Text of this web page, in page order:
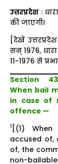
उत्तरप्रदेश :
की जाएगी।
[देखें
सन् 1976,
11-1976 से
Section
When bail
in case of
offence —
1 [(1)
accused of,
of, the
non-